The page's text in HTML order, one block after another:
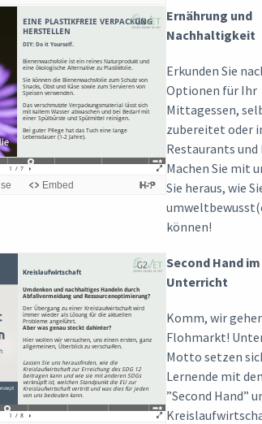
Ernährung und
Nachhaltigkeit
Erkunden Sie
Optionen für Ihr
Mittagessen,
zubereitet oder
Restaurants und
Machen Sie mit
Sie heraus, wie
können!
Second Hand im
Unterricht
Komm, wir
Flohmarkt!
Motto setzen
Lernende mit
”Second Hand”